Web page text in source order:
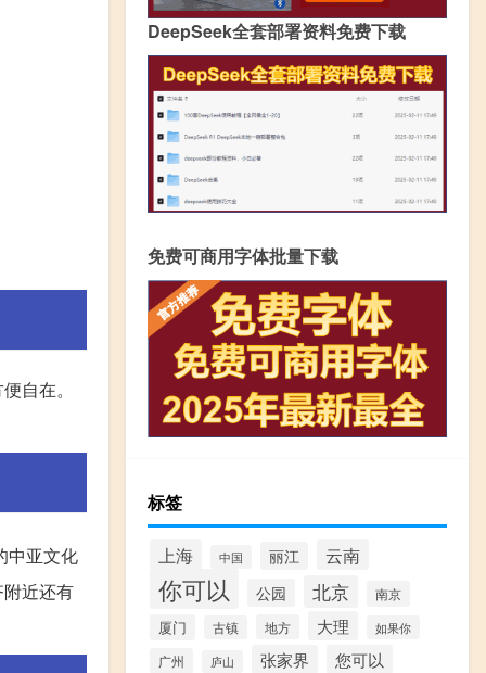
自在。
中亚文化
近还有
DeepSeek全套部署资料免费下载
免费可商用字体批量下载
标签
上海 中国 丽江 云南
你可以 公园 北京
南京
厦门
古镇 地方 大理 如果你
广州 庐山 张家界 您可以